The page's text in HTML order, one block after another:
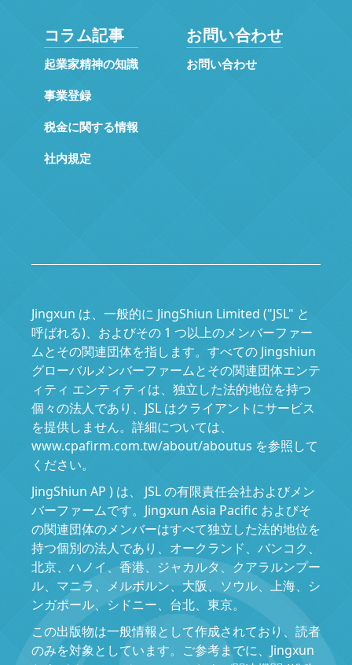
コラム記事
起業家精神の知識
事業登録
税金に関する情報
社内規定
お問い合わせ
お問い合わせ
Jingxun は、一般的に JingShiun Limited ("JSL" と
呼ばれる)、およびその 1 つ以上のメンバーファー
ムとその関連団体を指します。すべての Jingshiun
グローバルメンバーファームとその関連団体エンテ
ィティ エンティティは、独立した法的地位を持つ
個々の法人であり、JSL はクライアントにサービス
を提供しません。詳細については、
www.cpafirm.com.tw/about/aboutus を参照して
ください。
JingShiun AP ) は、 JSL の有限責任会社およびメン
バーファームです。Jingxun Asia Pacific およびそ
の関連団体のメンバーはすべて独立した法的地位を
持つ個別の法人であり、オークランド、バンコク、
北京、ハノイ、香港、ジャカルタ、クアラルンプー
ル、マニラ、メルボルン、大阪、ソウル、上海、シ
ンガポール、シドニー、台北、東京。
この出版物は一般情報として作成されており、読者
のみを対象としています。ご参考までに、Jingxun